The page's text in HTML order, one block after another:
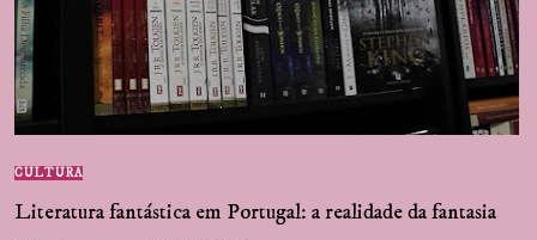
CULTURA
Literatura fantástica em Portugal: a realidade da fantasia